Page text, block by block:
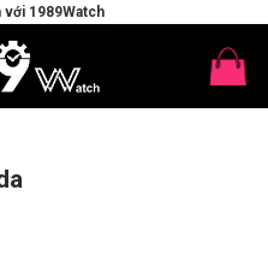
với 1989Watch